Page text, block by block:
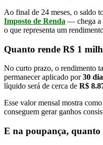
Ao final de 24 meses, o saldo
Imposto de Renda — chega a
o que representa um
Quanto rende R$ 1
No curto prazo, o rendimento
permanecer aplicado por30
líquido será de cerca de R$
Esse valor mensal mostra
conseguem gerar ganhos
E na poupança,